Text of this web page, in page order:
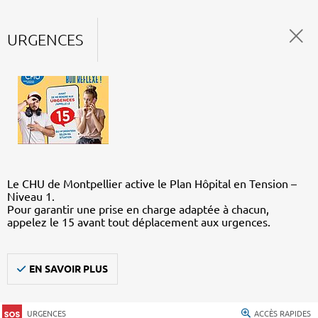
URGENCES
Le CHU de Montpellier active le Plan Hôpital en Tension –
Niveau 1.
Pour garantir une prise en charge adaptée à chacun,
appelez le 15 avant tout déplacement aux urgences.
EN SAVOIR PLUS
URGENCES ACCÈS RAPIDES